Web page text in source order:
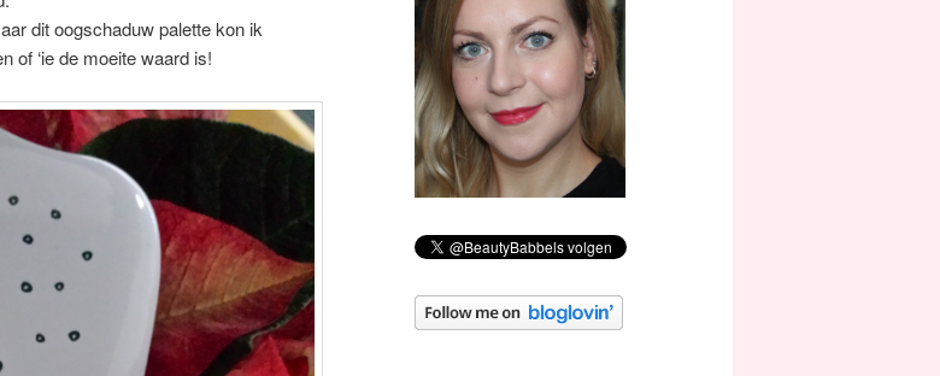
dit oogschaduw palette kon ik
of ‘ie de moeite waard is!